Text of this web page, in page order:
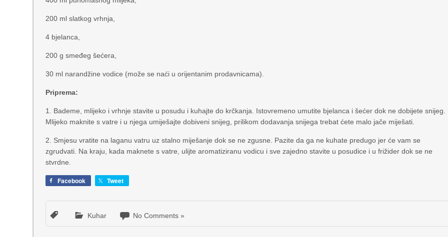
200 ml slatkog vrhnja,
4 bjelanca,
200 g smeđeg šećera,
30 ml narandžine vodice (može se naći u orijentanim prodavnicama).
Priprema:
1. Bademe, mlijeko i vrhnje stavite u posudu i kuhajte do krčkanja. Istovremeno umutite bjelanca i šećer dok ne dobijete snijeg.
Mlijeko maknite s vatre i u njega umiješajte dobiveni snijeg, prilikom dodavanja snijega trebat ćete malo jače miješati.
2. Smjesu vratite na laganu vatru uz stalno miješanje dok se ne zgusne. Pazite da ga ne kuhate predugo jer će vam se
zgrudvati. Na kraju, kada maknete s vatre, ulijte aromatiziranu vodicu i sve zajedno stavite u posudice i u frižider dok se ne
stvrdne.
Facebook Tweet
Kuhar No Comments »